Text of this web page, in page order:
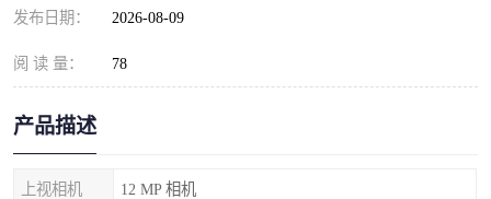
发布日期： 2026-08-09
阅 读 量： 78
产品描述
上视相机 12 MP 相机